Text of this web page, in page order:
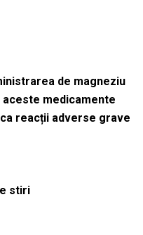
de magneziu
aceste medicamente
reacții adverse grave
stiri